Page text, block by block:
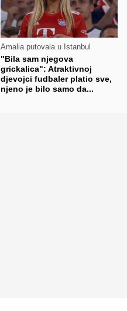
Amalia putovala u Istanbul
"Bila sam njegova
grickalica": Atraktivnoj
djevojci fudbaler platio sve,
njeno je bilo samo da...